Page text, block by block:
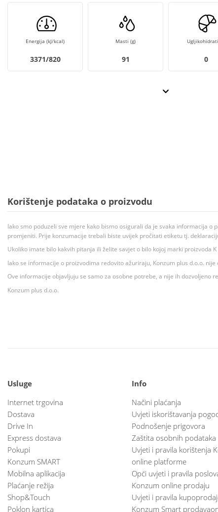
Energija (kJ/kcal)
3371/820
Masti (g)
91 0
Korištenje podataka o proizvodu
Iako smo poduzeli sve mjere kako bismo osigurali da je svaka informacija
promjeniti. Prije konzumacije trebali biste uvijek pročitati etiketu tj.
Ukoliko imate bilo kakvih pitanja ili želite savjet o bilo kojoj marki proizvoda
Iako se informacije o proizvodima redovito ažuriraju, Konzum plus d.o.o.
Ove informacije objavljuju se samo za osobne potrebe, a nije ih dozvoljeno
Konzum plus d.o.o.
Usluge
Internet trgovina
Dostava
Drive In
Express dostava
Pokupi
Konzum SMART
Mobilna aplikacija
Plaćanje režija
Shop&Touch
Poklon kartica
Info
Načini plaćanja
Uvjeti iskorištavanja
Podnošenje prigovora
Zaštita osobnih podataka
Uvjeti i pravila korištenja
online platforme
Opći uvjeti i pravila
Konzum online prodaju
Uvjeti i pravila
Konzum Smart